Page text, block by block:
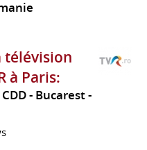
télévision
à Paris:
CDD
Bucarest